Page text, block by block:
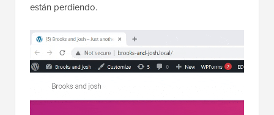
están perdiendo.